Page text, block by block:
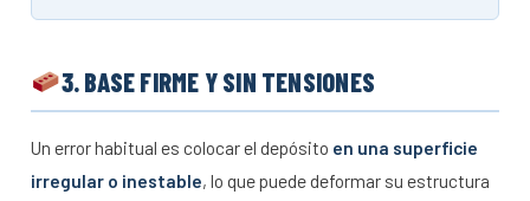
3. BASE FIRME Y SIN TENSIONES
Un error habitual es colocar el depósito en una superficie
irregular o inestable, lo que puede deformar su estructura